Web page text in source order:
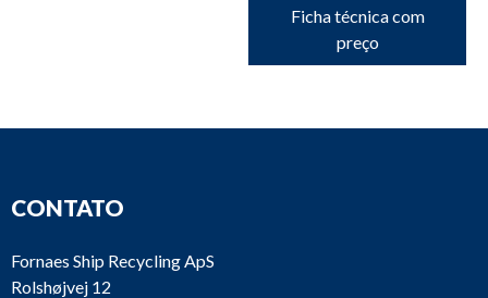
Ficha técnica com
preço
CONTATO
Fornaes Ship Recycling ApS
Rolshøjvej 12